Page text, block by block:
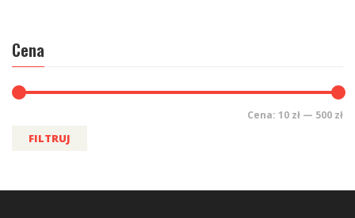
Cena
FILTRUJ
Cena: 10 zł — 500 zł